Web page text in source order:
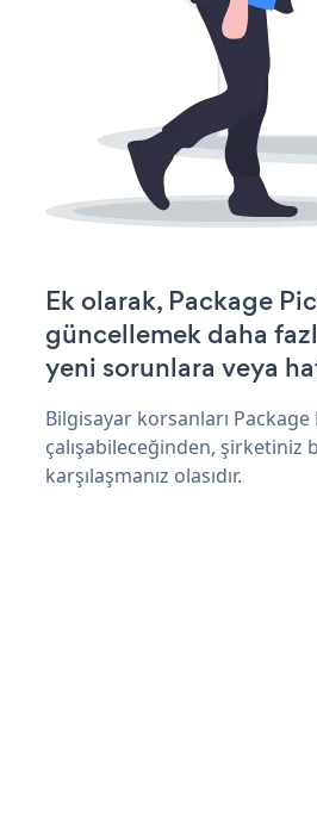
Ek olarak, Package
güncellemek daha
yeni sorunlara veya
Bilgisayar korsanları
çalışabileceğinden, şirketiniz
karşılaşmanız olasıdır.